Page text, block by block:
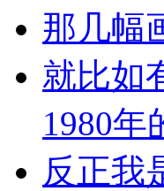
那几幅
就比如
1980年
反正我